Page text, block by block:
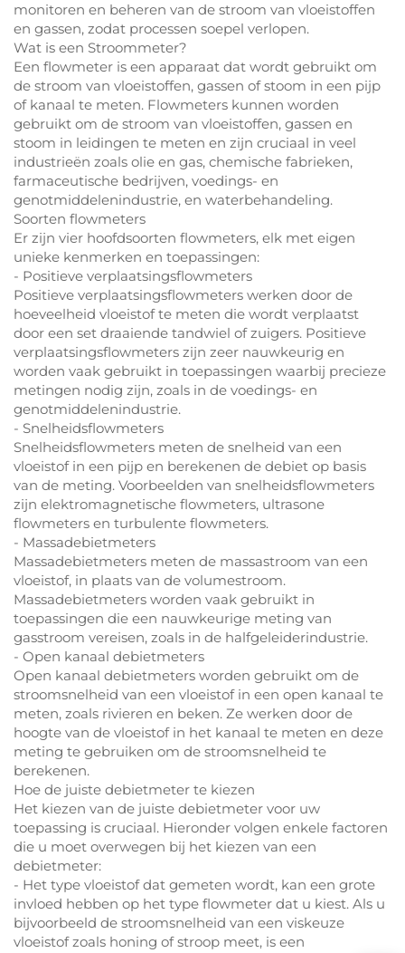
monitoren en beheren van de stroom van vloeistoffen
en gassen, zodat processen soepel verlopen.
Wat is een Stroommeter?
Een flowmeter is een apparaat dat wordt gebruikt om
de stroom van vloeistoffen, gassen of stoom in een pijp
of kanaal te meten. Flowmeters kunnen worden
gebruikt om de stroom van vloeistoffen, gassen en
stoom in leidingen te meten en zijn cruciaal in veel
industrieën zoals olie en gas, chemische fabrieken,
farmaceutische bedrijven, voedings- en
genotmiddelenindustrie, en waterbehandeling.
Soorten flowmeters
Er zijn vier hoofdsoorten flowmeters, elk met eigen
unieke kenmerken en toepassingen:
- Positieve verplaatsingsflowmeters
Positieve verplaatsingsflowmeters werken door de
hoeveelheid vloeistof te meten die wordt verplaatst
door een set draaiende tandwiel of zuigers. Positieve
verplaatsingsflowmeters zijn zeer nauwkeurig en
worden vaak gebruikt in toepassingen waarbij precieze
metingen nodig zijn, zoals in de voedings- en
genotmiddelenindustrie.
- Snelheidsflowmeters
Snelheidsflowmeters meten de snelheid van een
vloeistof in een pijp en berekenen de debiet op basis
van de meting. Voorbeelden van snelheidsflowmeters
zijn elektromagnetische flowmeters, ultrasone
flowmeters en turbulente flowmeters.
- Massadebietmeters
Massadebietmeters meten de massastroom van een
vloeistof, in plaats van de volumestroom.
Massadebietmeters worden vaak gebruikt in
toepassingen die een nauwkeurige meting van
gasstroom vereisen, zoals in de halfgeleiderindustrie.
- Open kanaal debietmeters
Open kanaal debietmeters worden gebruikt om de
stroomsnelheid van een vloeistof in een open kanaal te
meten, zoals rivieren en beken. Ze werken door de
hoogte van de vloeistof in het kanaal te meten en deze
meting te gebruiken om de stroomsnelheid te
berekenen.
Hoe de juiste debietmeter te kiezen
Het kiezen van de juiste debietmeter voor uw
toepassing is cruciaal. Hieronder volgen enkele factoren
die u moet overwegen bij het kiezen van een
debietmeter:
- Het type vloeistof dat gemeten wordt, kan een grote
invloed hebben op het type flowmeter dat u kiest. Als u
bijvoorbeeld de stroomsnelheid van een viskeuze
vloeistof zoals honing of stroop meet, is een